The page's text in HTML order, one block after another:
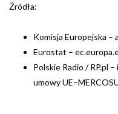
Źródła:
Komisja Europejska –
Eurostat –
Polskie Radio / RP.pl
umowy